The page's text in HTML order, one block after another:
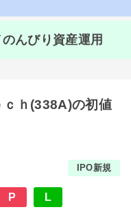
んびり資産運用
ｃｈ(338A)の初値
IPO新規
P L